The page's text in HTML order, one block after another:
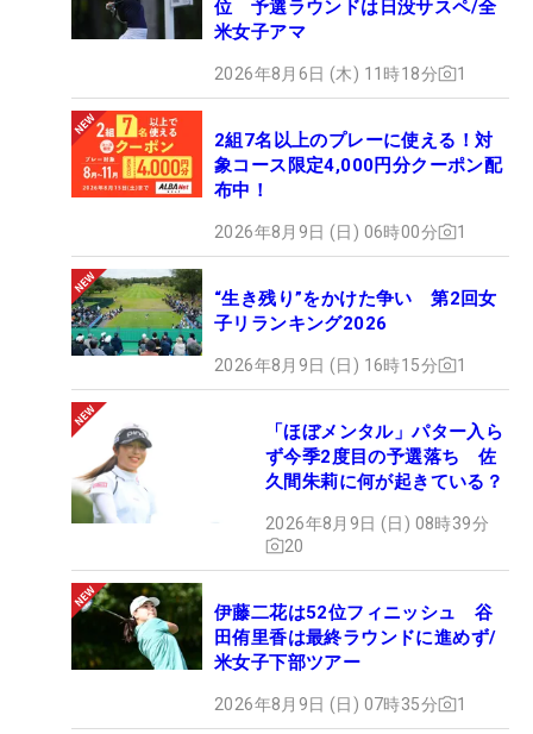
位 予選ラウンドは日没サスペ/全
米女子アマ
2026年8月6日 (木) 11時18分 1
2組7名以上のプレーに使える！対
象コース限定4,000円分クーポン配
布中！
2026年8月9日 (日) 06時00分 1
“生き残り”をかけた争い 第2回女
子リランキング2026
2026年8月9日 (日) 16時15分 1
「ほぼメンタル」パター入ら
ず今季2度目の予選落ち 佐
久間朱莉に何が起きている？
2026年8月9日 (日) 08時39分
20
伊藤二花は52位フィニッシュ 谷
田侑里香は最終ラウンドに進めず/
米女子下部ツアー
2026年8月9日 (日) 07時35分 1